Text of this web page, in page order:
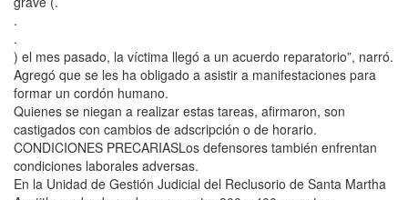
.
.
) el mes pasado, la víctima llegó a un acuerdo reparatorio”, narró.
Agregó que se les ha obligado a asistir a manifestaciones para
formar un cordón humano.
Quienes se niegan a realizar estas tareas, afirmaron, son
castigados con cambios de adscripción o de horario.
CONDICIONES PRECARIASLos defensores también enfrentan
condiciones laborales adversas.
En la Unidad de Gestión Judicial del Reclusorio de Santa Martha